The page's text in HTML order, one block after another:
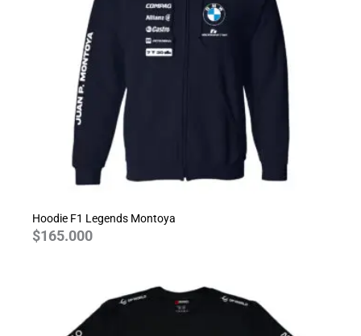
Hoodie F1 Legends Montoya
$165.000